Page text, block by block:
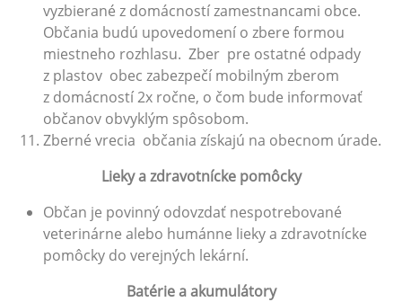
vyzbierané z domácností zamestnancami obce.
Občania budú upovedomení o zbere formou
miestneho rozhlasu. Zber pre ostatné odpady
z plastov obec zabezpečí mobilným zberom
z domácností 2x ročne, o čom bude informovať
občanov obvyklým spôsobom.
Zberné vrecia občania získajú na obecnom úrade.
Lieky a zdravotnícke pomôcky
Občan je povinný odovzdať nespotrebované
veterinárne alebo humánne lieky a zdravotnícke
pomôcky do verejných lekární.
Batérie a akumulátory